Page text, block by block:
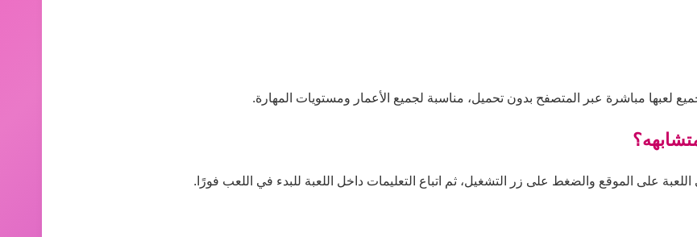
لعبها مباشرة عبر المتصفح بدون تحميل، مناسبة لجميع الأعمار ومستويات المهارة.
على الموقع والضغط على زر التشغيل، ثم اتباع التعليمات داخل اللعبة للبدء في اللعب فورًا.